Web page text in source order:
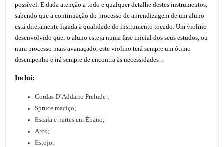
possível. É dada atenção a todo e qualquer detalhe destes instrumentos,
sabendo que a continuação do processo de aprendizagem de um aluno
está diretamente ligada à qualidade do instrumento tocado. Um violino
desenvolvido quer o aluno esteja numa fase inicial dos seus estudos, ou
num processo mais avanaçado, este violino terá sempre um ótimo
desempenho e irá sempre de encontra às necessidades .
Inclui:
Cordas D`Addario Prelude ;
Spruce maciço;
Escala e partes em Ébano;
Arco;
Estojo;